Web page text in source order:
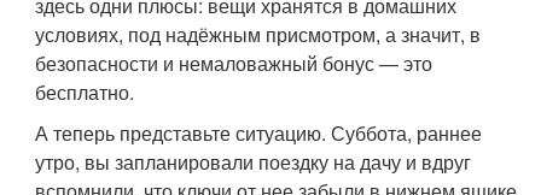
условиях, под надёжным присмотром, а значит, в
безопасности и немаловажный бонус — это
бесплатно.
А теперь представьте ситуацию. Суббота, раннее
утро, вы запланировали поездку на дачу и вдруг